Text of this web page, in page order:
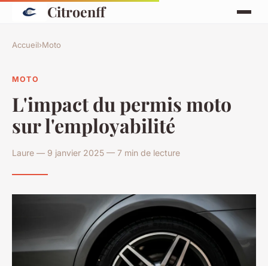
Citroenff
Accueil›Moto
MOTO
L'impact du permis moto
sur l'employabilité
Laure — 9 janvier 2025 — 7 min de lecture